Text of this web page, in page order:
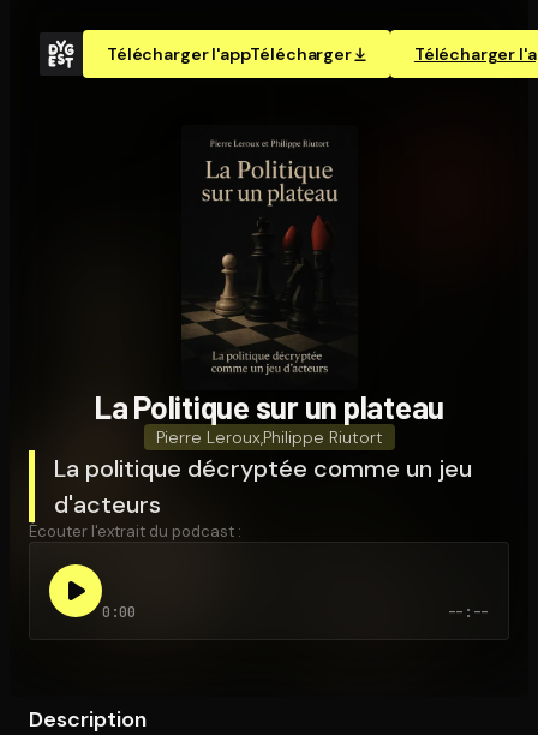
Télécharger l'appTélécharger Télécharger
Ouvre l'app Appareil photo, pointe sur le code. C'est gratuit à
La Politique sur un plateau
Pierre Leroux Philippe Riutort
La politique décryptée comme un jeu
d'acteurs
Écouter l'extrait du podcast :
0:00 --:--
Description